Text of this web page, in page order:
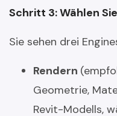
Schritt 3: Wählen
Sie sehen drei
Rendern
Geometrie,
Revit-Modells,